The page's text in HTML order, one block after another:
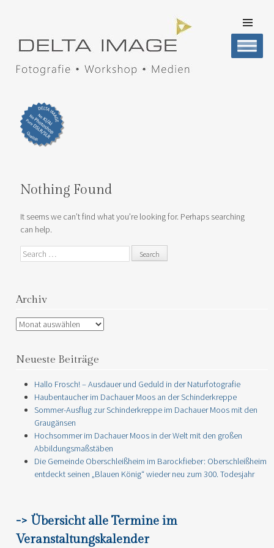
CONTENT
Nothing Found
It seems we can’t find what you’re looking for. Perhaps searching
can help.
Search
Archiv
Archiv
Neueste Beiträge
Hallo Frosch! – Ausdauer und Geduld in der Naturfotografie
Haubentaucher im Dachauer Moos an der Schinderkreppe
Sommer-Ausflug zur Schinderkreppe im Dachauer Moos mit den
Graugänsen
Hochsommer im Dachauer Moos in der Welt mit den großen
Abbildungsmaßstäben
Die Gemeinde Oberschleißheim im Barockfieber: Oberschleißheim
entdeckt seinen „Blauen König“ wieder neu zum 300. Todesjahr
-> Übersicht alle Termine im
Veranstaltungskalender